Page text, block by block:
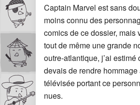
Captain Marvel est sans
moins connu des
comics de ce dossier, mais
tout de même une grande
outre-atlantique, j’ai estimé
devais de rendre
télévisée portant ce
nues.